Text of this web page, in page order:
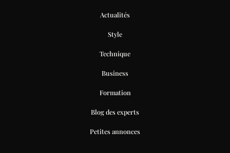
Actualités
Style
Technique
Business
Formation
Blog des experts
Petites annonces